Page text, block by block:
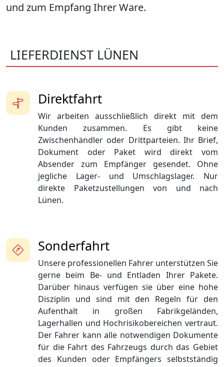
und zum Empfang Ihrer Ware.
LIEFERDIENST LÜNEN
Sonderfahrt
Unsere professionellen Fahrer unterstützen Sie
gerne beim Be- und Entladen Ihrer Pakete.
Darüber hinaus verfügen sie über eine hohe
Disziplin und sind mit den Regeln für den
Aufenthalt in großen Fabrikgeländen,
Lagerhallen und Hochrisikobereichen vertraut.
Der Fahrer kann alle notwendigen Dokumente
für die Fahrt des Fahrzeugs durch das Gebiet
des Kunden oder Empfängers selbstständig
Direktfahrt
Wir arbeiten ausschließlich direkt mit dem
Kunden zusammen. Es gibt keine
Zwischenhändler oder Drittparteien. Ihr Brief,
Dokument oder Paket wird direkt vom
Absender zum Empfänger gesendet. Ohne
jegliche Lager- und Umschlagslager. Nur
direkte Paketzustellungen von und nach
Lünen.